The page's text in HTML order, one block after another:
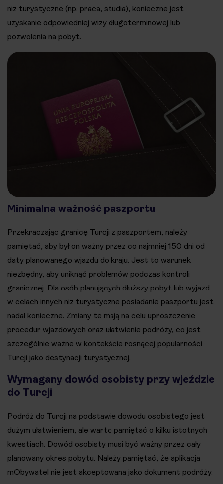
niż turystyczne (np. praca, studia), konieczne jest
uzyskanie odpowiedniej wizy długoterminowej lub
pozwolenia na pobyt.
Minimalna ważność paszportu
Przekraczając granicę Turcji z paszportem, należy
pamiętać, aby był on ważny przez co najmniej 150 dni od
daty planowanego wjazdu do kraju. Jest to warunek
niezbędny, aby uniknąć problemów podczas kontroli
granicznej. Dla osób planujących dłuższy pobyt lub wyjazd
w celach innych niż turystyczne posiadanie paszportu jest
nadal konieczne. Zmiany te mają na celu uproszczenie
procedur wjazdowych oraz ułatwienie podróży, co jest
szczególnie ważne w kontekście rosnącej popularności
Turcji jako destynacji turystycznej​​.
Wymagany dowód osobisty przy wjeździe
do Turcji
Podróż do Turcji na podstawie dowodu osobistego jest
dużym ułatwieniem, ale warto pamiętać o kilku istotnych
kwestiach. Dowód osobisty musi być ważny przez cały
planowany okres pobytu. Należy pamiętać, że aplikacja
mObywatel nie jest akceptowana jako dokument podróży.